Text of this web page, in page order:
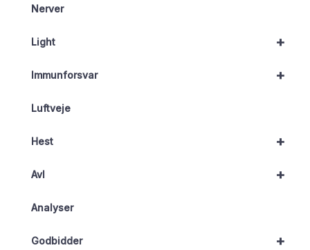
Nerver
+
Light
+
Immunforsvar
Luftveje
+
Hest
+
Avl
Analyser
+
Godbidder